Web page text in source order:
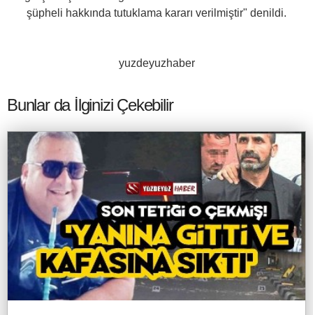
şüpheli hakkında tutuklama kararı verilmiştir" denildi.
yuzdeyuzhaber
Bunlar da İlginizi Çekebilir